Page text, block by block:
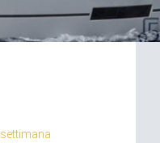
settimana